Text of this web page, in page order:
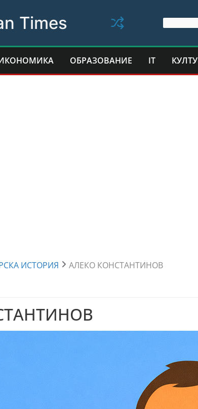
Times
ОБРАЗОВАНИЕ IT
ИСТОРИЯ АЛЕКО КОНСТАНТИНОВ